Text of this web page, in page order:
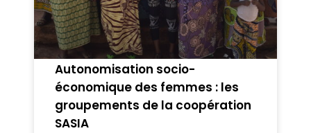
Autonomisation socio-
économique des femmes : les
groupements de la coopération
SASIA